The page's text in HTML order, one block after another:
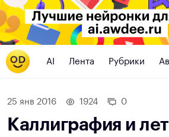
AI Лента Рубрики
25 янв 2016 1924 0
Каллиграфия и